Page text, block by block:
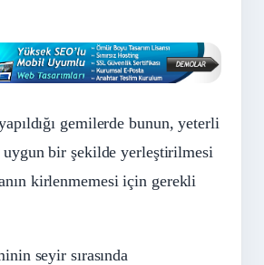
gemilerde bunun, yeterli
uygun bir şekilde yerleştirilmesi
kirlenmemesi için gerekli
seyir sırasında